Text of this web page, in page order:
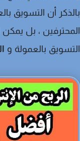
أن التسويق
، بل يمكن
بالعمولة و